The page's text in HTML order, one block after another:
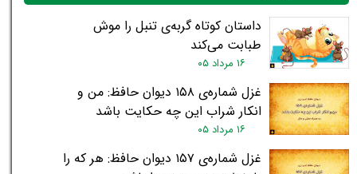
داستان کوتاه گربه‌ی تنبل را موش
طبابت می‌کند
۱۶ مرداد ۰۵
غزل شماره‌ی ۱۵۸ دیوان حافظ: من و
انکار شراب این چه حکایت باشد
۱۶ مرداد ۰۵
غزل شماره‌ی ۱۵۷ دیوان حافظ: هر که را